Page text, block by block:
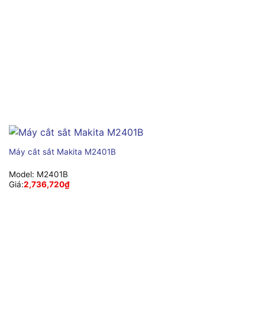
Máy cắt sắt Makita M2401B
Model: M2401B
Giá:2,736,720₫